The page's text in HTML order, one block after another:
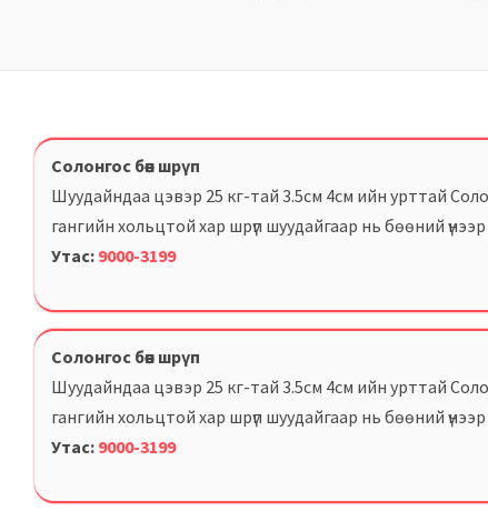
Солонгос бөөн шрүп
Шуудайндаа цэвэр 25 кг-тай 3.5см 4см ийн урттай
гангийн хольцтой хар шрүп шуудайгаар нь бөөний
Утас: 9000-3199
Солонгос бөөн шрүп
Шуудайндаа цэвэр 25 кг-тай 3.5см 4см ийн урттай
гангийн хольцтой хар шрүп шуудайгаар нь бөөний
Утас: 9000-3199